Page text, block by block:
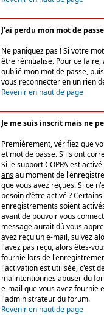
J'ai perdu mon mot de
Ne paniquez pas ! Si votre
être réinitialisé. Pour ce faire,
oublié mon mot de passe,
vous reconnecter en un rien
Revenir en haut de page
Je me suis inscrit mais ne
Premièrement, vérifiez que
et mot de passe. S'ils ont
Si le support COPPA est
ansau moment de
que vous avez reçues. Si ce
besoin d'être activé ?
enregistrements soient
avant de pouvoir vous
message aurait dû vous
avez reçu un e-mail, suivez
l'avez pas reçu, alors êtes-
fournie lors de
l'activation est utilisée, c'est
malintentionnés abuser du
e-mail que vous avez fournie
l'administrateur du forum.
Revenir en haut de page